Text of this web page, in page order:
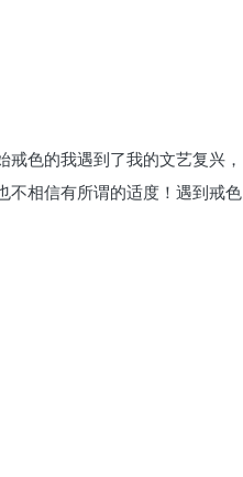
色的我遇到了我的文艺复兴，
不相信有所谓的适度！遇到戒色